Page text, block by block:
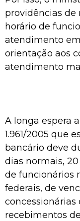
providências de
horário de
atendimento
orientação aos
atendimento
A longa espera
1.961/2005 que
bancário deve
dias normais,
de funcionários
federais, de
concessionárias
recebimentos